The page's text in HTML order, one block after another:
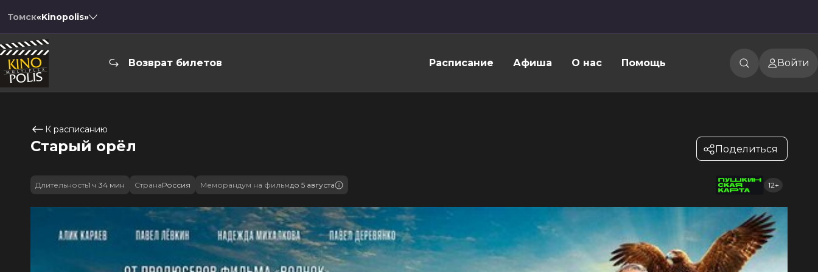
Томск«Kinopolis»
Возврат билетов Расписание Афиша О нас Помощь Войти
К расписанию
Старый орёл Поделиться
Длительность1 ч 34 мин СтранаРоссия Меморандум на фильмдо 5 августа 12+